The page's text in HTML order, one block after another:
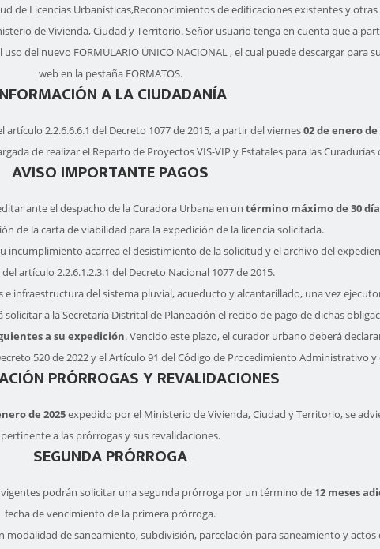
FORMULARIOS
de Licencias Urbanísticas,Reconocimientos de edificaciones existentes y
de Vivienda, Ciudad y Territorio. Señor usuario tenga en cuenta que a
del nuevo FORMULARIO ÚNICO NACIONAL , el cual puede descargar para
web en la pestaña FORMATOS.
A LA CIUDADANÍA
2.2.6.6.6.1 del Decreto 1077 de 2015, a partir del viernes02 de enero de
de realizar el Reparto de Proyectos VIS-VIP y Estatales para las Curadurías
AVISO IMPORTANTE PAGOS
ante el despacho de la Curadora Urbana en un término máximo de 30
de la carta de viabilidad para la expedición de la licencia solicitada.
acarrea el desistimiento de la solicitud y el archivo del
artículo 2.2.6.1.2.3.1 del Decreto Nacional 1077 de 2015.
e infraestructura del sistema pluvial, acueducto y alcantarillado, una vez
a la Secretaría Distrital de Planeación el recibo de pago de dichas
a su expedición. Vencido este plazo, el curador urbano deberá
520 de 2022 y el Artículo 91 del Código de Procedimiento Administrativo
PRÓRROGAS Y REVALIDACIONES
de 2025expedido por el Ministerio de Vivienda, Ciudad y Territorio, se
pertinente a las prórrogas y sus revalidaciones.
SEGUNDA PRÓRROGA
podrán solicitar una segunda prórroga por un término de 12 meses
fecha de vencimiento de la primera prórroga.
modalidad de saneamiento, subdivisión, parcelación para saneamiento y